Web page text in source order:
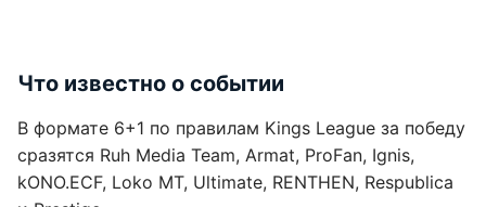
Что известно о событии
В формате 6+1 по правилам Kings League за победу
сразятся Ruh Media Team, Armat, ProFan, Ignis,
kONO.ECF, Loko MT, Ultimate, RENTHEN, Respublica